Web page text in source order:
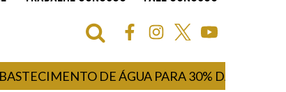
DE ÁGUA PARA 30% DA